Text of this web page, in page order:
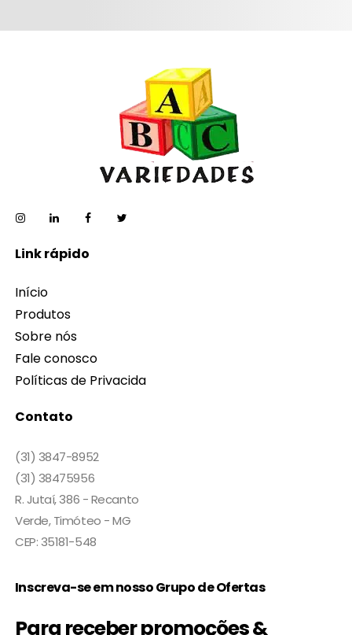
Link rápido
Início
Produtos
Sobre nós
Fale conosco
Políticas de Privacida
Contato
(31) 3847-8952
(31) 38475956
R. Jutaí, 386 - Recanto
Verde, Timóteo - MG
CEP: 35181-548
Inscreva-se em nosso Grupo de Ofertas
Para receber promoções &